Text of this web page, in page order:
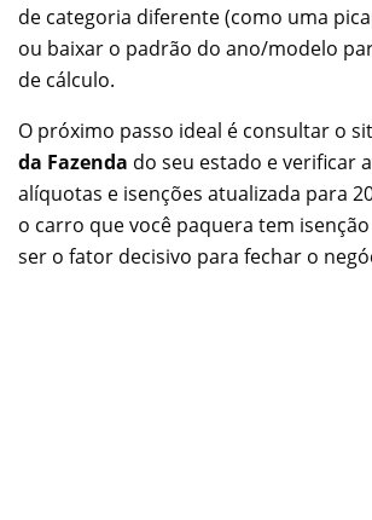
de categoria diferente (como uma
ou baixar o padrão do ano/modelo
de cálculo.
O próximo passo ideal é consultar o
da Fazenda do seu estado e verificar
alíquotas e isenções atualizada para
o carro que você paquera tem
ser o fator decisivo para fechar o